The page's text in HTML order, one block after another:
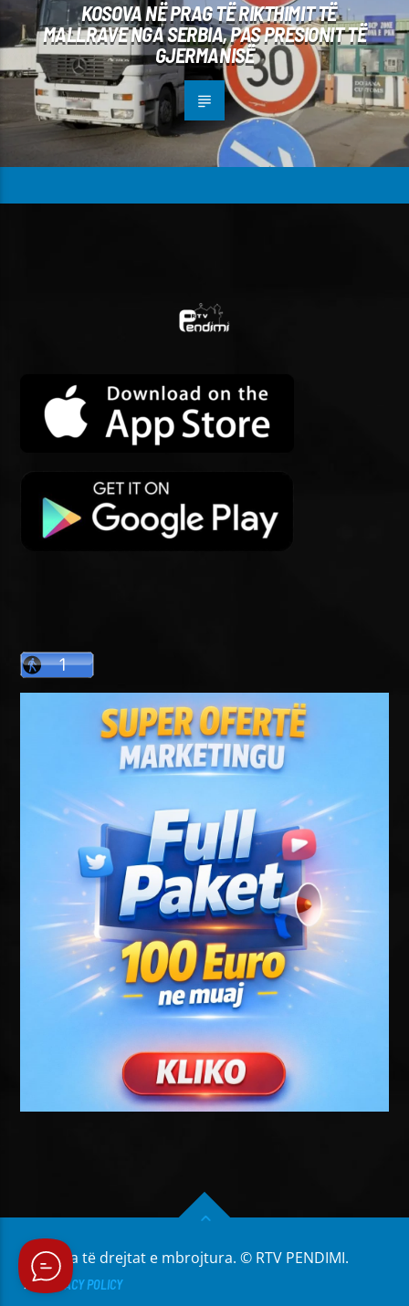
KOSOVA NË PRAG TË RIKTHIMIT TË
MALLRAVE NGA SERBIA, PAS PRESIONIT TË
GJERMANISË
Të gjitha të drejtat e mbrojtura. © RTV PENDIMI.
PRIVACY POLICY